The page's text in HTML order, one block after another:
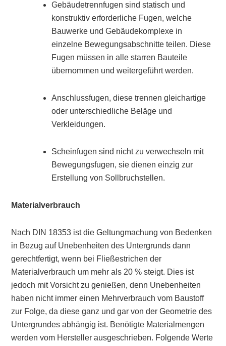
Gebäudetrennfugen sind statisch und
konstruktiv erforderliche Fugen, welche
Bauwerke und Gebäudekomplexe in
einzelne Bewegungsabschnitte teilen. Diese
Fugen müssen in alle starren Bauteile
übernommen und weitergeführt werden.
Anschlussfugen, diese trennen gleichartige
oder unterschiedliche Beläge und
Verkleidungen.
Scheinfugen sind nicht zu verwechseln mit
Bewegungsfugen, sie dienen einzig zur
Erstellung von Sollbruchstellen.
Materialverbrauch
Nach DIN 18353 ist die Geltungmachung von Bedenken
in Bezug auf Unebenheiten des Untergrunds dann
gerechtfertigt, wenn bei Fließestrichen der
Materialverbrauch um mehr als 20 % steigt. Dies ist
jedoch mit Vorsicht zu genießen, denn Unebenheiten
haben nicht immer einen Mehrverbrauch vom Baustoff
zur Folge, da diese ganz und gar von der Geometrie des
Untergrundes abhängig ist. Benötigte Materialmengen
werden vom Hersteller ausgeschrieben. Folgende Werte